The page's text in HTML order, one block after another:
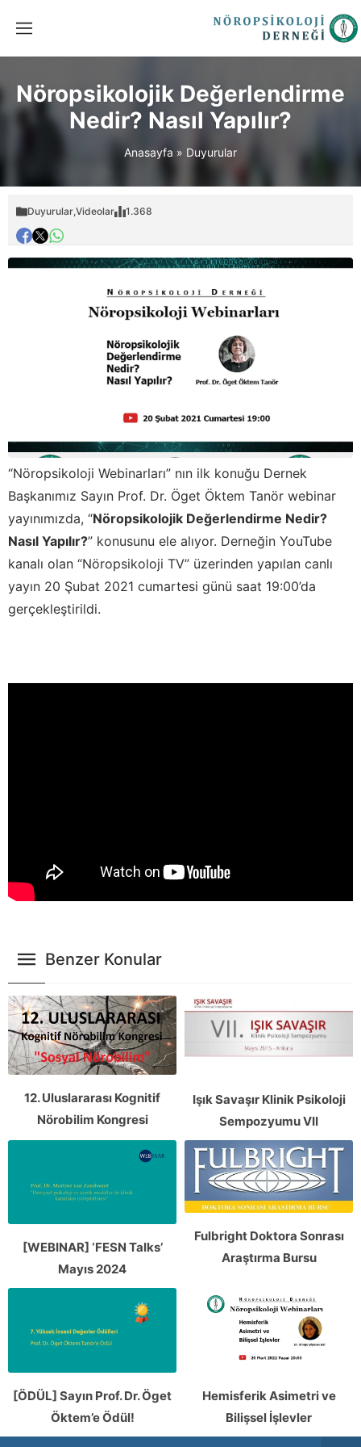
Nöropsikolojik Değerlendirme
Nedir? Nasıl Yapılır?
Anasayfa » Duyurular
Duyurular,Videolar 1.368
“Nöropsikoloji Webinarları” nın ilk konuğu Dernek
Başkanımız Sayın Prof. Dr. Öget Öktem Tanör webinar
yayınımızda, “Nöropsikolojik Değerlendirme Nedir?
Nasıl Yapılır?” konusunu ele alıyor. Derneğin YouTube
kanalı olan “Nöropsikoloji TV” üzerinden yapılan canlı
yayın 20 Şubat 2021 cumartesi günü saat 19:00’da
gerçekleştirildi.
Benzer Konular
12. Uluslararası Kognitif
Nörobilim Kongresi
Işık Savaşır Klinik Psikoloji
Sempozyumu VII
[WEBINAR] ‘FESN Talks’
Mayıs 2024
Fulbright Doktora Sonrası
Araştırma Bursu
[ÖDÜL] Sayın Prof. Dr. Öget
Öktem’e Ödül!
Hemisferik Asimetri ve
Bilişsel İşlevler